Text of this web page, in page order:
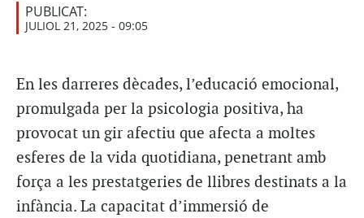
PUBLICAT:
JULIOL 21, 2025 - 09:05
En les darreres dècades, l’educació emocional,
promulgada per la psicologia positiva, ha
provocat un gir afectiu que afecta a moltes
esferes de la vida quotidiana, penetrant amb
força a les prestatgeries de llibres destinats a la
infància. La capacitat d’immersió de